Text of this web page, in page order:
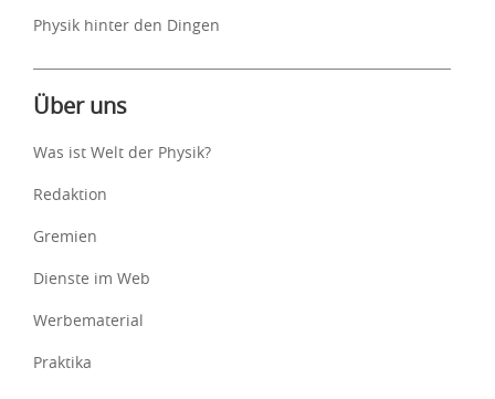
Physik hinter den Dingen
Über uns
Was ist Welt der Physik?
Redaktion
Gremien
Dienste im Web
Werbematerial
Praktika